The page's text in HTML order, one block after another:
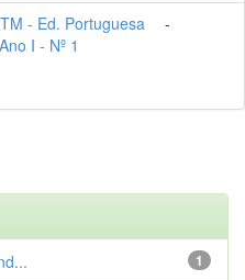
- Ed. Portuguesa
I - Nº 1
-
1